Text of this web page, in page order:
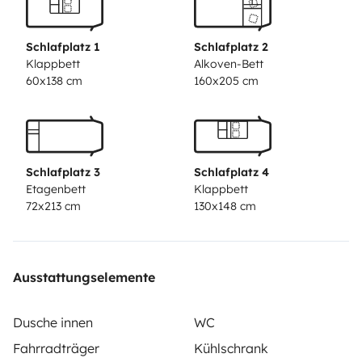
étendoir linge 3 prise électrique Cuisine :-
Réfrigérateur/Congélateur-2 feux gaz Sanitaires:
Douche et toilette Accessoires :- Table de pique-nique
et 6 chaises- Vaisselle pour 6 personnes- grande
électrique sur le camping car un adaptateur prise
anglaise Je peut mètre à disposition un transformateur
220v aussi un four micro onde moyennant une location
de 40 euro et un chèque de caution de 400 euro non
si intéressé le jour de la prise en main du véhicule pour
véhicule propre intérieur et extérieur comme lors de la
vider et produit remis dedans, un cheque de caution de
250 euro forfait ménage au tarif sociétaire de
Schlafplatz 1
Klappbett
60x138 cm
Schlafplatz 2
Alkoven-Bett
160x205 cm
Schlafplatz 3
Etagenbett
72x213 cm
Schlafplatz 4
Klappbett
130x148 cm
Ausstattungselemente
Dusche innen
WC
Fahrradträger
Kühlschrank